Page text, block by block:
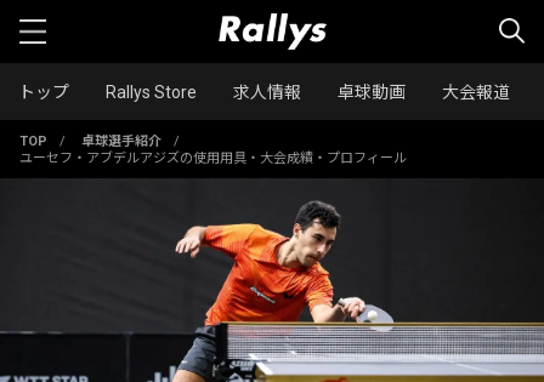
トップ Rallys Store 求人情報 卓球動画 大会報道
TOP / 卓球選手紹介
/
ユーセフ・アブデルアジズの使用用具・大会成績・プロフィール